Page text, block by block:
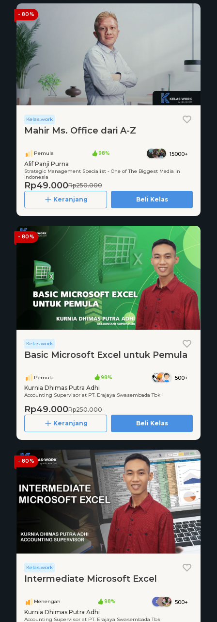
- 80%
Kelas.work
Mahir Ms. Office dari A-Z
Pemula 98% 15000+
Alif Panji Purna
Strategic Management Specialist - One of The Biggest Media in
Indonesia
Rp49.000Rp250.000
Keranjang
Beli Kelas
- 80%
Kelas.work
Basic Microsoft Excel untuk Pemula
Pemula 98% 500+
Kurnia Dhimas Putra Adhi
Accounting Supervisor at PT. Erajaya Swasembada Tbk
Rp49.000Rp250.000
Keranjang
Beli Kelas
- 80%
Kelas.work
Intermediate Microsoft Excel
Menengah 98% 500+
Kurnia Dhimas Putra Adhi
Accounting Supervisor at PT. Erajaya Swasembada Tbk